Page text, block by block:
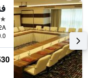
4 نجوم
0.0 كيلومتر